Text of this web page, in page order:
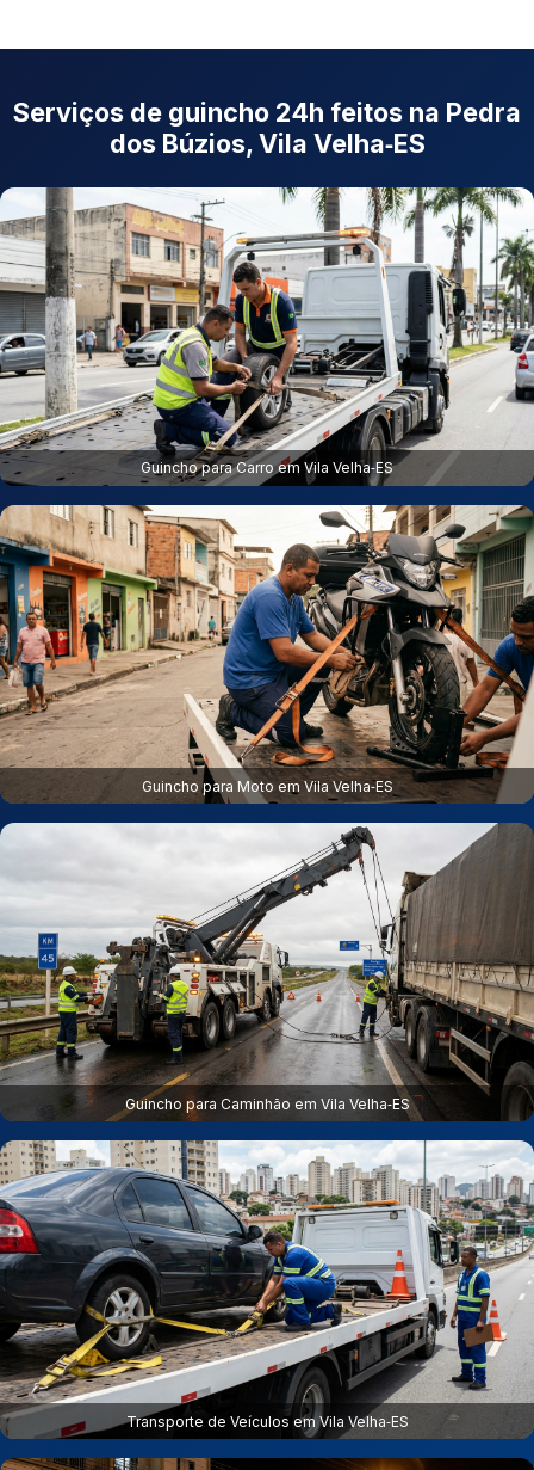
Serviços de guincho 24h feitos na Pedra
dos Búzios, Vila Velha‑ES
Guincho para Carro em Vila Velha‑ES
Guincho para Moto em Vila Velha‑ES
Guincho para Caminhão em Vila Velha‑ES
Transporte de Veículos em Vila Velha‑ES